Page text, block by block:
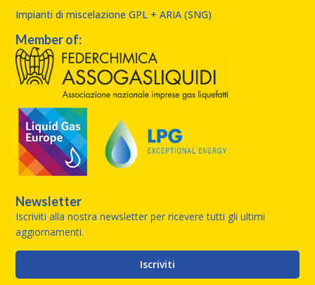
Impianti di miscelazione GPL + ARIA (SNG)
Member of:
Newsletter
Iscriviti alla nostra newsletter per ricevere tutti gli ultimi
aggiornamenti.
Iscriviti